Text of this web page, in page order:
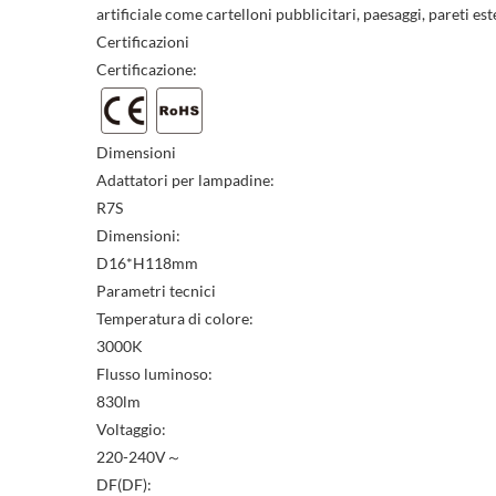
artificiale come cartelloni pubblicitari, paesaggi, pareti
Certificazioni
Certificazione:
Dimensioni
Adattatori per lampadine:
R7S
Dimensioni:
D16*H118mm
Parametri tecnici
Temperatura di colore:
3000K
Flusso luminoso:
830lm
Voltaggio:
220-240V～
DF(DF):